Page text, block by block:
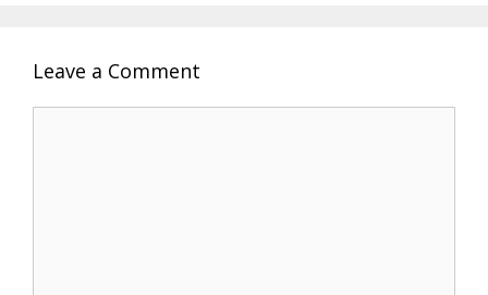
Leave a Comment